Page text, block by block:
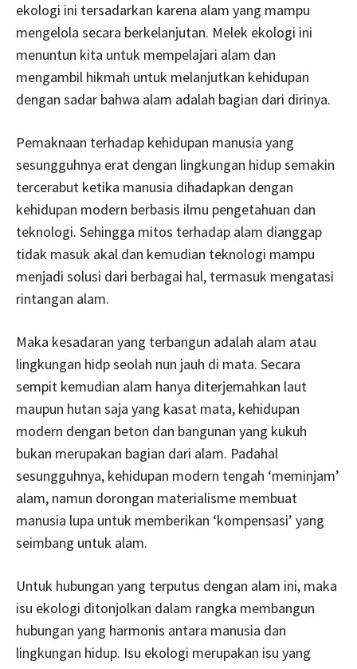
ekologi ini tersadarkan karena alam yang mampu
mengelola secara berkelanjutan. Melek ekologi ini
menuntun kita untuk mempelajari alam dan
mengambil hikmah untuk melanjutkan kehidupan
dengan sadar bahwa alam adalah bagian dari dirinya.
Pemaknaan terhadap kehidupan manusia yang
sesungguhnya erat dengan lingkungan hidup semakin
tercerabut ketika manusia dihadapkan dengan
kehidupan modern berbasis ilmu pengetahuan dan
teknologi. Sehingga mitos terhadap alam dianggap
tidak masuk akal dan kemudian teknologi mampu
menjadi solusi dari berbagai hal, termasuk mengatasi
rintangan alam.
Maka kesadaran yang terbangun adalah alam atau
lingkungan hidp seolah nun jauh di mata. Secara
sempit kemudian alam hanya diterjemahkan laut
maupun hutan saja yang kasat mata, kehidupan
modern dengan beton dan bangunan yang kukuh
bukan merupakan bagian dari alam. Padahal
sesungguhnya, kehidupan modern tengah ‘meminjam’
alam, namun dorongan materialisme membuat
manusia lupa untuk memberikan ‘kompensasi’ yang
seimbang untuk alam.
Untuk hubungan yang terputus dengan alam ini, maka
isu ekologi ditonjolkan dalam rangka membangun
hubungan yang harmonis antara manusia dan
lingkungan hidup. Isu ekologi merupakan isu yang